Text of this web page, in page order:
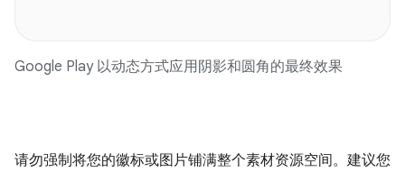
Google Play 以动态方式应用阴影和圆角的最终效果
请勿强制将您的徽标或图片铺满整个素材资源空间。建议您